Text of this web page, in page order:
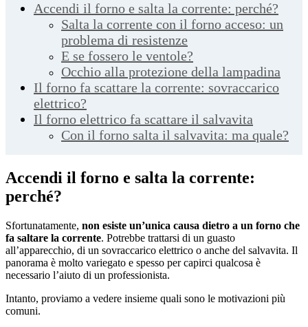
Accendi il forno e salta la corrente: perché?
Salta la corrente con il forno acceso: un
problema di resistenze
E se fossero le ventole?
Occhio alla protezione della lampadina
Il forno fa scattare la corrente: sovraccarico
elettrico?
Il forno elettrico fa scattare il salvavita
Con il forno salta il salvavita: ma quale?
Accendi il forno e salta la corrente:
perché?
Sfortunatamente, non esiste un’unica causa dietro a un forno che
fa saltare la corrente. Potrebbe trattarsi di un guasto
all’apparecchio, di un sovraccarico elettrico o anche del salvavita. Il
panorama è molto variegato e spesso per capirci qualcosa è
necessario l’aiuto di un professionista.
Intanto, proviamo a vedere insieme quali sono le motivazioni più
comuni.